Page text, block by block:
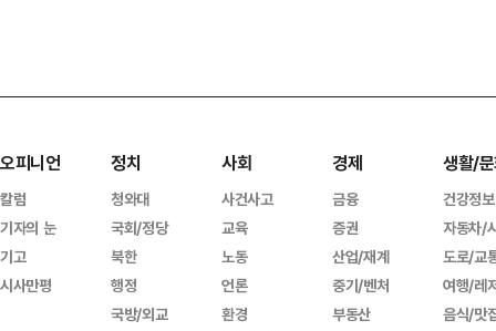
오피니언
칼럼
기자의 눈
기고
시사만평
정치
청와대
국회/정당
북한
행정
국방/외교
사회
사건사고
교육
노동
언론
환경
경제
금융
증권
산업/재계
중기/벤처
부동산
생활/
건강정보
자동차/
도로/교
여행/레
음식/맛